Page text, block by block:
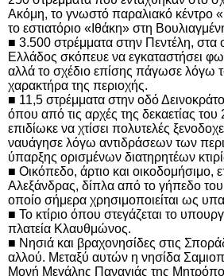
Ακόμη, το γνωστό παραλιακό κέντρο «
το εστιατόριο «Ιθάκη» στη
■ 3.500 στρέμματα στην Πεντέλη, στα
Ελλάδος σκόπευε να εγκαταστήσει
αλλά το σχέδιο επίσης πάγωσε λόγω
χαρακτήρα της περιοχής.
■ 11,5 στρέμματα στην οδό
όπου από τις αρχές της δεκαετίας
επιδίωκε να χτίσει πολυτελές
ναυάγησε λόγω αντιδράσεων των
ύπαρξης ορισμένων διατηρητέων
■ Οικόπεδο, άρτιο και οικοδομήσιμο,
Αλεξάνδρας, δίπλα από το γήπεδο
οποίο σήμερα χρησιμοποιείται ως
■ Το κτίριο όπου στεγάζεται το
πλατεία Κλαυθμώνος.
■ Νησιά και βραχονησίδες στις
αλλού. Μεταξύ αυτών η νησίδα
Μονή Μεγάλης Παναγιάς της